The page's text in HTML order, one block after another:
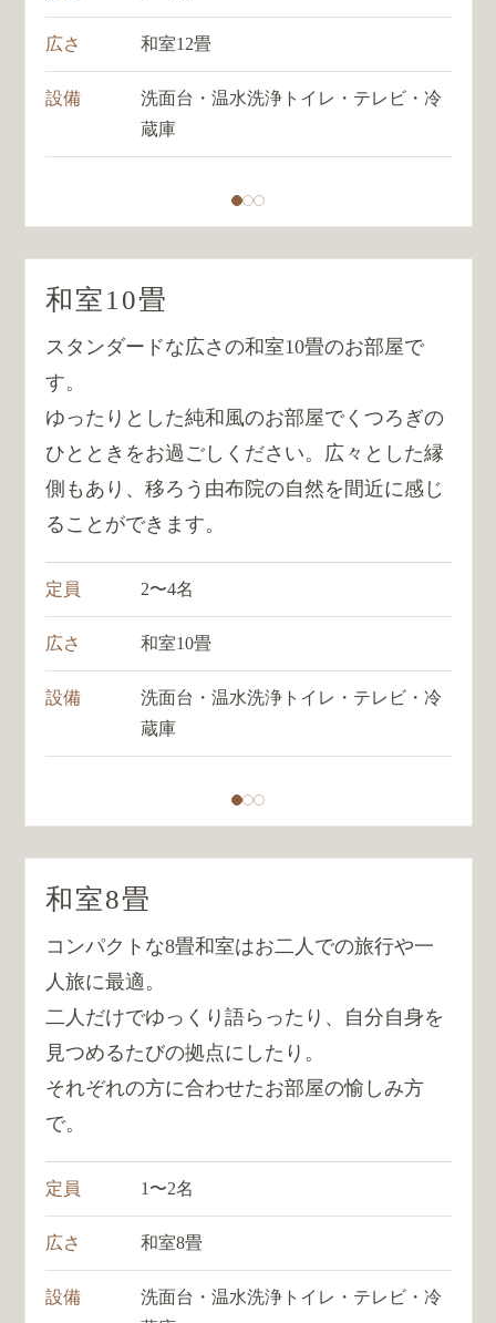
広さ 和室12畳
設備
洗面台・温水洗浄トイレ・テレビ・冷
蔵庫
和室10畳
スタンダードな広さの和室10畳のお部屋で
す。
ゆったりとした純和風のお部屋でくつろぎの
ひとときをお過ごしください。広々とした縁
側もあり、移ろう由布院の自然を間近に感じ
ることができます。
定員 2〜4名
広さ 和室10畳
設備
洗面台・温水洗浄トイレ・テレビ・冷
蔵庫
和室8畳
コンパクトな8畳和室はお二人での旅行や一
人旅に最適。
二人だけでゆっくり語らったり、自分自身を
見つめるたびの拠点にしたり。
それぞれの方に合わせたお部屋の愉しみ方
で。
定員 1〜2名
広さ 和室8畳
設備
洗面台・温水洗浄トイレ・テレビ・冷